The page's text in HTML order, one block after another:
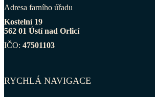
Adresa farního úřadu
Kostelní 19
562 01 Ústí nad Orlicí
IČO: 47501103
RYCHLÁ NAVIGACE